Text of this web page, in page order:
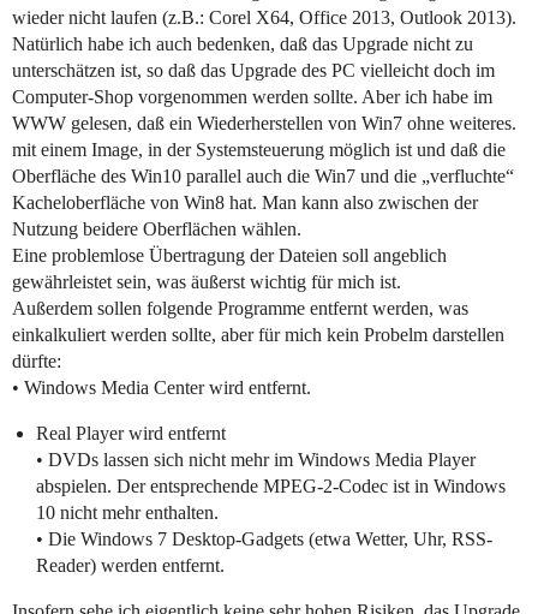
wieder nicht laufen (z.B.: Corel X64, Office 2013, Outlook 2013).
Natürlich habe ich auch bedenken, daß das Upgrade nicht zu
unterschätzen ist, so daß das Upgrade des PC vielleicht doch im
Computer-Shop vorgenommen werden sollte. Aber ich habe im
WWW gelesen, daß ein Wiederherstellen von Win7 ohne weiteres.
mit einem Image, in der Systemsteuerung möglich ist und daß die
Oberfläche des Win10 parallel auch die Win7 und die „verfluchte“
Kacheloberfläche von Win8 hat. Man kann also zwischen der
Nutzung beidere Oberflächen wählen.
Eine problemlose Übertragung der Dateien soll angeblich
gewährleistet sein, was äußerst wichtig für mich ist.
Außerdem sollen folgende Programme entfernt werden, was
einkalkuliert werden sollte, aber für mich kein Probelm darstellen
dürfte:
• Windows Media Center wird entfernt.
Real Player wird entfernt
• DVDs lassen sich nicht mehr im Windows Media Player
abspielen. Der entsprechende MPEG-2-Codec ist in Windows
10 nicht mehr enthalten.
• Die Windows 7 Desktop-Gadgets (etwa Wetter, Uhr, RSS-
Reader) werden entfernt.